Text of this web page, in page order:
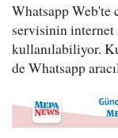
Whatsapp Web'te
servisinin internet
kullanılabiliyor.
de Whatsapp